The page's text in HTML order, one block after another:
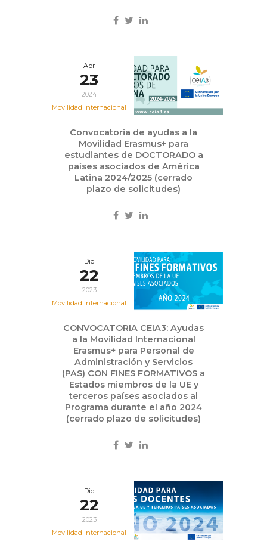
Abr
23
2024
Movilidad Internacional
Convocatoria de ayudas a la
Movilidad Erasmus+ para
estudiantes de DOCTORADO a
países asociados de América
Latina 2024/2025 (cerrado
plazo de solicitudes)
Dic
22
2023
Movilidad Internacional
CONVOCATORIA CEIA3: Ayudas
a la Movilidad Internacional
Erasmus+ para Personal de
Administración y Servicios
(PAS) CON FINES FORMATIVOS a
Estados miembros de la UE y
terceros países asociados al
Programa durante el año 2024
(cerrado plazo de solicitudes)
Dic
22
2023
Movilidad Internacional